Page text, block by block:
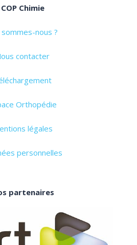
COP Chimie
sommes-nous ?
contacter
Orthopédie
légales
personnelles
partenaires